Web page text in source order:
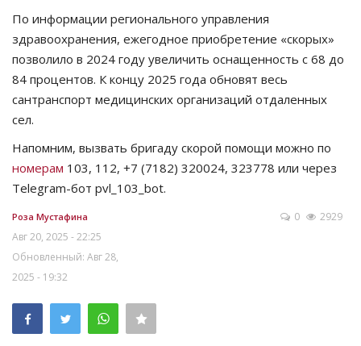
По информации регионального управления
здравоохранения, ежегодное приобретение «скорых»
позволило в 2024 году увеличить оснащенность с 68 до
84 процентов. К концу 2025 года обновят весь
сантранспорт медицинских организаций отдаленных
сел.
Напомним, вызвать бригаду скорой помощи можно по
номерам 103, 112, +7 (7182) 320024, 323778 или через
Telegram-бот pvl_103_bot.
Роза Мустафина
Авг 20, 2025 - 22:25
Обновленный: Авг 28,
2025 - 19:32
0 2929